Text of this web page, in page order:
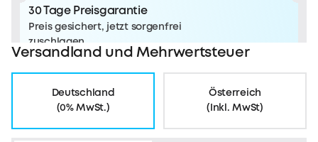
30 Tage Preisgarantie
Preis gesichert, jetzt sorgenfrei
zuschlagen.
Versandland und Mehrwertsteuer
Deutschland
(0% MwSt.)
Österreich
(Inkl. MwSt)